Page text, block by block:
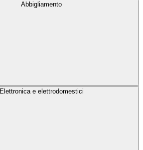
Abbigliamento
Elettronica e elettrodomestici